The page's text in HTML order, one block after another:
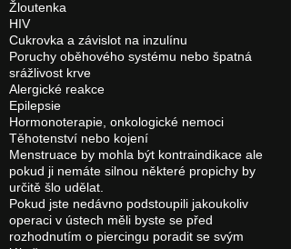
Žloutenka
HIV
Cukrovka a závislot na inzulínu
Poruchy oběhového systému nebo špatná
srážlivost krve
Alergické reakce
Epilepsie
Hormonoterapie, onkologické nemoci
Těhotenství nebo kojení
Menstruace by mohla být kontraindikace ale
pokud ji nemáte silnou některé propichy by
určitě šlo udělat.
Pokud jste nedávno podstoupili jakoukoliv
operaci v ústech měli byste se před
rozhodnutím o piercingu poradit se svým